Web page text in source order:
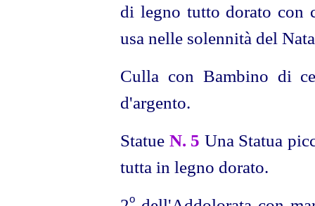
di legno tutto dorato con
usa nelle solennità del
Culla con Bambino di
d'argento.
Statue N. 5 Una Statua
tutta in legno dorato.
o